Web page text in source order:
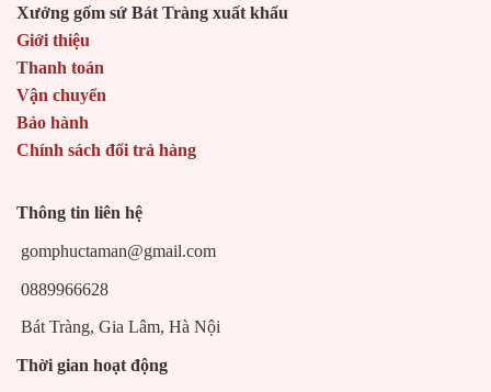
Xưởng gốm sứ Bát Tràng xuất khẩu
Giới thiệu
Thanh toán
Vận chuyển
Bảo hành
Chính sách đổi trả hàng
Thông tin liên hệ
gomphuctaman@gmail.com
0889966628
Bát Tràng, Gia Lâm, Hà Nội
Thời gian hoạt động